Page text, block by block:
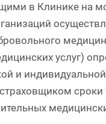
в Клинике на
услуг)
и
сроки